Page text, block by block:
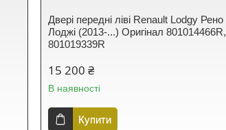
Двері передні ліві Renault Lodgy Рено
Лоджі (2013-...) Оригінал 801014466R,
801019339R
15 200 ₴
В наявності
Купити